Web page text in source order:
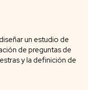
un estudio de
de preguntas de
y la definición de